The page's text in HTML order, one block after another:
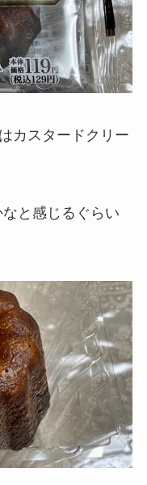
カスタードクリー
と感じるぐらい